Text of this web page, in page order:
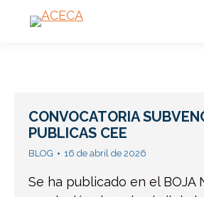
CONVOCATORIA
PUBLICAS CEE
BLOG 16 de abril de 2026
Se ha publicado en el BOJA